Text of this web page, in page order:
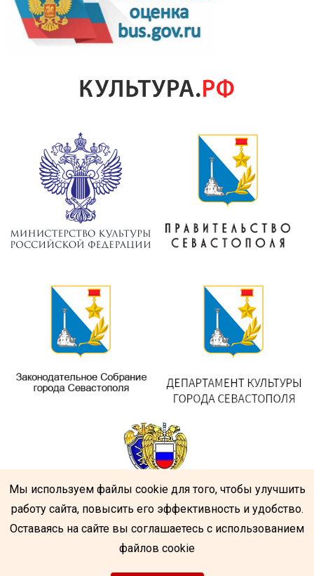
Мы используем файлы cookie для того, чтобы улучшить
работу сайта, повысить его эффективность и удобство.
Оставаясь на сайте вы соглашаетесь с использованием
файлов cookie